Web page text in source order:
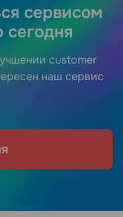
сервисом
сегодня
customer
наш сервис